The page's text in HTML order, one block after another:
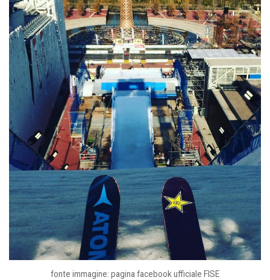
fonte immagine: pagina facebook ufficiale FISE